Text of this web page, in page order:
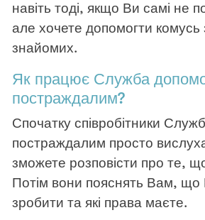
навіть тоді, якщо Ви самі не
але хочете допомогти комусь
знайомих.
Як працює Служба
постраждалим?
Спочатку співробітники
постраждалим просто
зможете розповісти про те,
Потім вони пояснять Вам,
зробити та які права маєте.